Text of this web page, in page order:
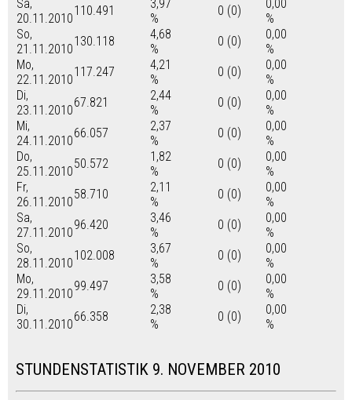
Sa,
20.11.2010
110.491
3,97
%
0 (0)
0,00
%
So,
21.11.2010
130.118
4,68
%
0 (0)
0,00
%
Mo,
22.11.2010
117.247
4,21
%
0 (0)
0,00
%
Di,
23.11.2010
67.821
2,44
%
0 (0)
0,00
%
Mi,
24.11.2010
66.057
2,37
%
0 (0)
0,00
%
Do,
25.11.2010
50.572
1,82
%
0 (0)
0,00
%
Fr,
26.11.2010
58.710
2,11
%
0 (0)
0,00
%
Sa,
27.11.2010
96.420
3,46
%
0 (0)
0,00
%
So,
28.11.2010
102.008
3,67
%
0 (0)
0,00
%
Mo,
29.11.2010
99.497
3,58
%
0 (0)
0,00
%
Di,
30.11.2010
66.358
2,38
%
0 (0)
0,00
%
STUNDENSTATISTIK 9. NOVEMBER 2010